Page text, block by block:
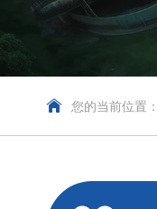
您的当前位置：